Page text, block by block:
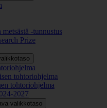
-tunnustus
Prize
tohtoriohjelma
tohtoriohjelma
2027
valikkotaso